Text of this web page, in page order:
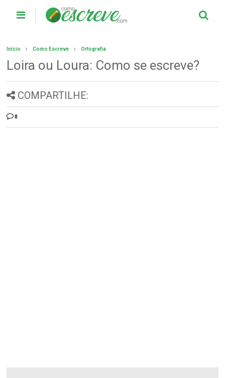
Início Como Escreve Ortografia
Loira ou Loura: Como se escreve?
COMPARTILHE:
0